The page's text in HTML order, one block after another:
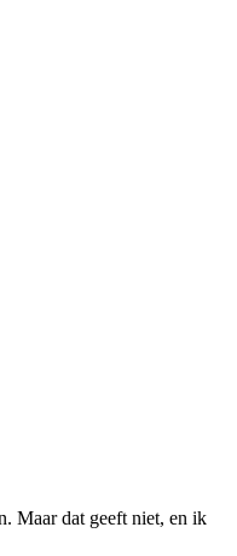
Maar dat geeft niet, en ik